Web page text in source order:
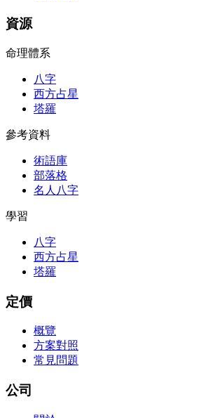
資源
命理體系
八字
西方占星
塔羅
參考資料
術語庫
部落格
名人八字
學習
八字
西方占星
塔羅
定價
概覽
方案對照
常見問題
公司